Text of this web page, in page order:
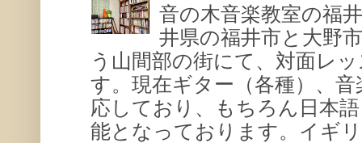
音の木音楽教室の福
井県の福井市と大野
う山間部の街にて、対面レ
す。現在ギター（各種）、
応しており、もちろん日本
能となっております。イギ